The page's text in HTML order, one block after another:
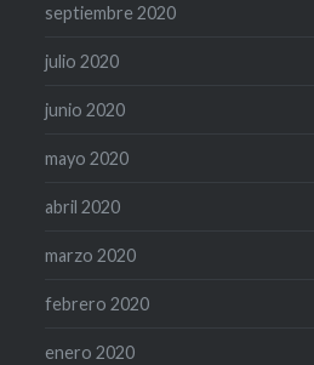
septiembre 2020
julio 2020
junio 2020
mayo 2020
abril 2020
marzo 2020
febrero 2020
enero 2020